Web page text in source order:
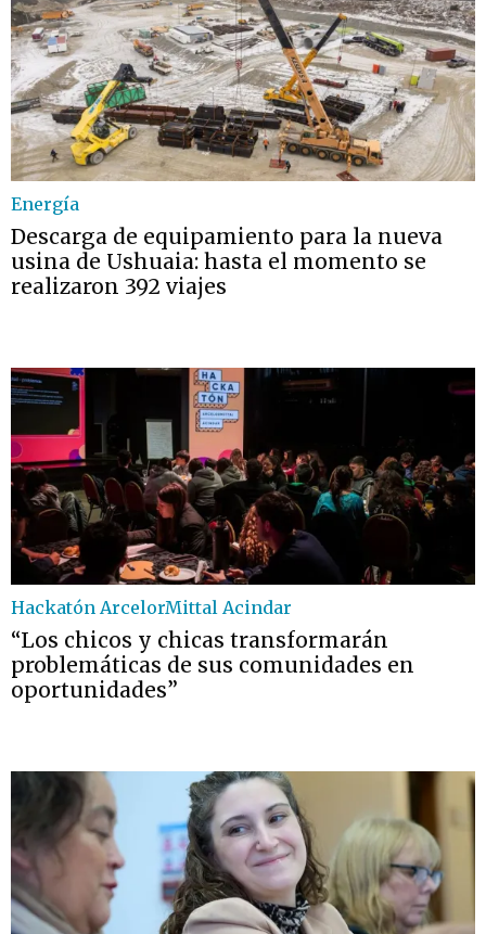
Energía
Descarga de equipamiento para la nueva
usina de Ushuaia: hasta el momento se
realizaron 392 viajes
Hackatón ArcelorMittal Acindar
“Los chicos y chicas transformarán
problemáticas de sus comunidades en
oportunidades”